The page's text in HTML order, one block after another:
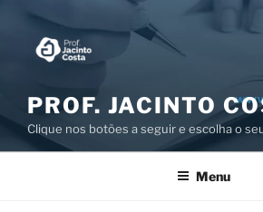
PROF. JACINTO
Clique nos botões a seguir e escolha o
Menu